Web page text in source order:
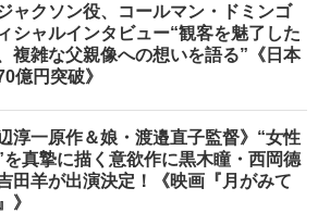
ャクソン役、コールマン・ドミンゴ
シャルインタビュー“観客を魅了した
複雑な父親像への想いを語る”《日本
億円突破》
辺淳一原作＆娘・渡邉直子監督》“女性
を真摯に描く意欲作に黒木瞳・西岡德
田羊が出演決定！《映画『月がみて
》